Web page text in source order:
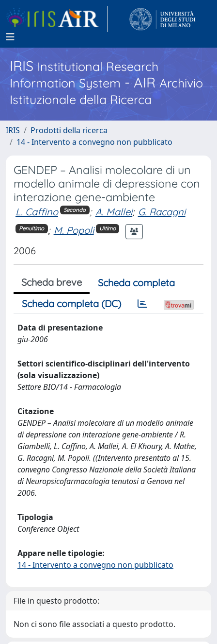
IRISInstitutional Research
Information System - AIR Archivio
Istituzionale della Ricerca
IRIS
Prodotti della ricerca
14 - Intervento a convegno non pubblicato
GENDEP – Analisi molecolare di un
modello animale di depressione con
interazione gene-ambiente
L. Caffino Secondo ; A. Mallei; G. Racagni
Penultimo ; M. Popoli Ultimo
2006
Scheda breve
Scheda completa
Scheda completa (DC)
Data di presentazione
giu-2006
Settori scientifico-disciplinari dell'intervento
(sola visualizzazione)
Settore BIO/14 - Farmacologia
Citazione
GENDEP – Analisi molecolare di un modello animale
di depressione con interazione gene-ambiente / R.
Giambelli, L. Caffino, A. Mallei, A. El Khoury, A. Mathe,
G. Racagni, M. Popoli. ((Intervento presentato al 15.
convegno Congresso Nazionale della Società Italiana
di Neuropsicofarmacologia tenutosi a Genova nel
2006.
Tipologia
Conference Object
Appare nelle tipologie:
14 - Intervento a convegno non pubblicato
File in questo prodotto:
Non ci sono file associati a questo prodotto.